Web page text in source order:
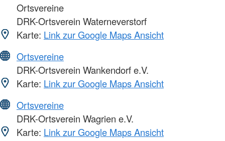
Ortsvereine
DRK-Ortsverein Waterneverstorf
Karte: Link zur Google Maps Ansicht
Ortsvereine
DRK-Ortsverein Wankendorf e.V.
Karte: Link zur Google Maps Ansicht
Ortsvereine
DRK-Ortsverein Wagrien e.V.
Karte: Link zur Google Maps Ansicht